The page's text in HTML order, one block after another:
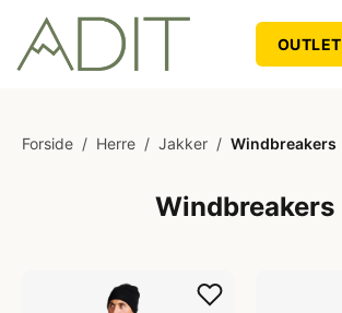
OUTLET
Forside / Herre / Jakker / Windbreakers
Windbreakers